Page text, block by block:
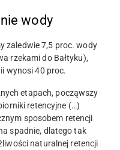
wody
zaledwie 7,5 proc. wody
rzekami do Bałtyku),
wynosi 40 proc.
etapach, począwszy
retencyjne (…)
sposobem retencji
spadnie, dlatego tak
naturalnej retencji